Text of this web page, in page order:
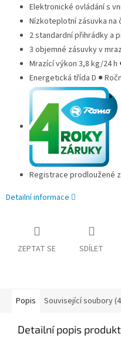
Elektronické ovládání s
Nízkoteplotní zásuvka
2 standardní přihrádky a
3 objemné zásuvky v
Mrazící výkon 3,8 kg/24 h
Energetická třída D ●
Registrace prodloužené
Detailní informace
ZEPTAT SE SDÍLET
Popis Související soubory
Detailní popis